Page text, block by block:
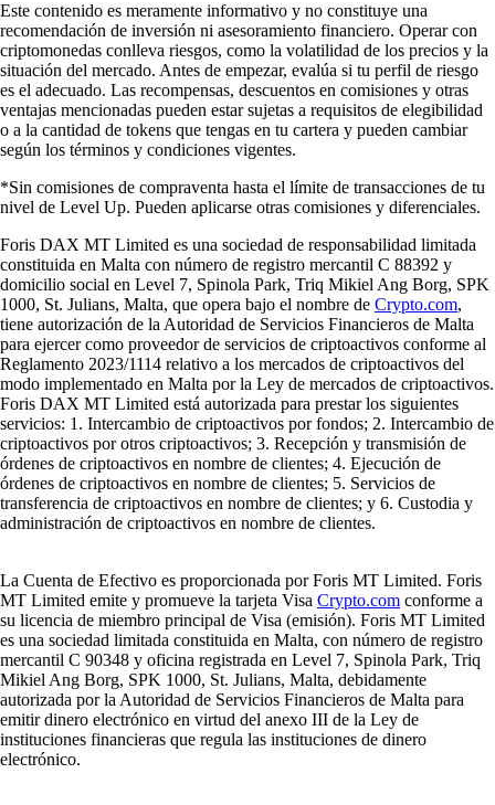
Este contenido es meramente informativo y no constituye una
recomendación de inversión ni asesoramiento financiero. Operar con
criptomonedas conlleva riesgos, como la volatilidad de los precios y la
situación del mercado. Antes de empezar, evalúa si tu perfil de riesgo
es el adecuado. Las recompensas, descuentos en comisiones y otras
ventajas mencionadas pueden estar sujetas a requisitos de elegibilidad
o a la cantidad de tokens que tengas en tu cartera y pueden cambiar
según los términos y condiciones vigentes.
*Sin comisiones de compraventa hasta el límite de transacciones de tu
nivel de Level Up. Pueden aplicarse otras comisiones y diferenciales.
Foris DAX MT Limited es una sociedad de responsabilidad limitada
constituida en Malta con número de registro mercantil C 88392 y
domicilio social en Level 7, Spinola Park, Triq Mikiel Ang Borg, SPK
1000, St. Julians, Malta, que opera bajo el nombre de Crypto.com,
tiene autorización de la Autoridad de Servicios Financieros de Malta
para ejercer como proveedor de servicios de criptoactivos conforme al
Reglamento 2023/1114 relativo a los mercados de criptoactivos del
modo implementado en Malta por la Ley de mercados de criptoactivos.
Foris DAX MT Limited está autorizada para prestar los siguientes
servicios: 1. Intercambio de criptoactivos por fondos; 2. Intercambio de
criptoactivos por otros criptoactivos; 3. Recepción y transmisión de
órdenes de criptoactivos en nombre de clientes; 4. Ejecución de
órdenes de criptoactivos en nombre de clientes; 5. Servicios de
transferencia de criptoactivos en nombre de clientes; y 6. Custodia y
administración de criptoactivos en nombre de clientes.
La Cuenta de Efectivo es proporcionada por Foris MT Limited. Foris
MT Limited emite y promueve la tarjeta Visa Crypto.com conforme a
su licencia de miembro principal de Visa (emisión). Foris MT Limited
es una sociedad limitada constituida en Malta, con número de registro
mercantil C 90348 y oficina registrada en Level 7, Spinola Park, Triq
Mikiel Ang Borg, SPK 1000, St. Julians, Malta, debidamente
autorizada por la Autoridad de Servicios Financieros de Malta para
emitir dinero electrónico en virtud del anexo III de la Ley de
instituciones financieras que regula las instituciones de dinero
electrónico.